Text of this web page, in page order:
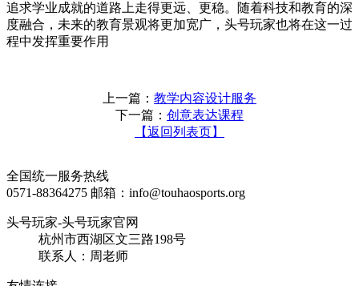
追求学业成就的道路上走得更远、更稳。随着科技和教育的深
度融合，未来的教育景观将更加宽广，头号玩家也将在这一过
程中发挥重要作用
上一篇： 教学内容设计服务
下一篇： 创意表达课程
【返回列表页】
全国统一服务热线
0571-88364275 邮箱：info@touhaosports.org
头号玩家-头号玩家官网
杭州市西湖区文三路198号
联系人：周老师